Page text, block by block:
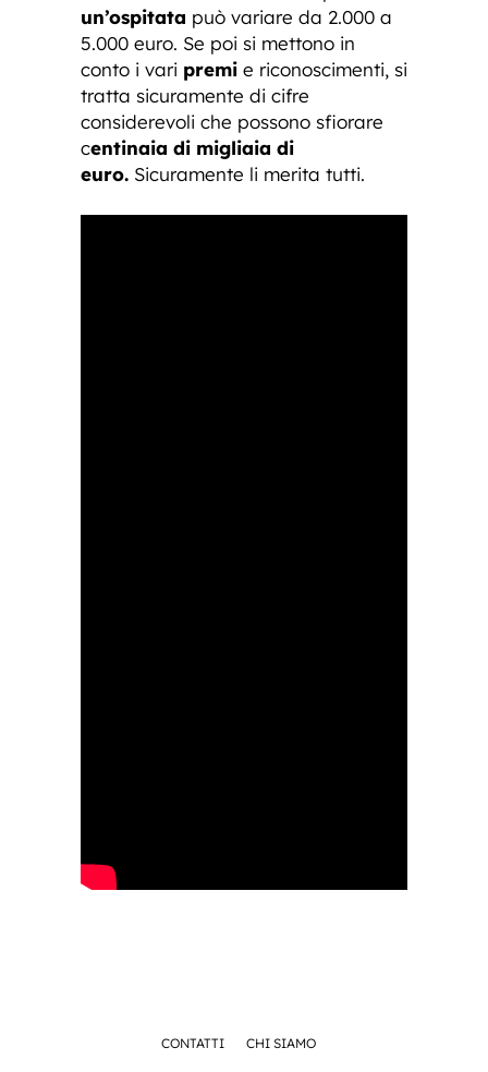
un’ospitata può variare da 2.000 a
5.000 euro. Se poi si mettono in
conto i vari premi e riconoscimenti, si
tratta sicuramente di cifre
considerevoli che possono sfiorare
centinaia di migliaia di
euro. Sicuramente li merita tutti.
CONTATTI CHI SIAMO